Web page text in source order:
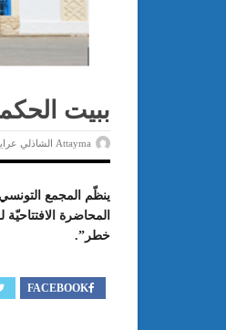
ببيت الحكمة:
Attayma الشاذلي عرايبية
خطر”.
FACEBOOK